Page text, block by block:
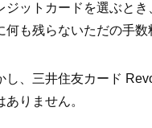
ジットカードを選ぶと
何も残らないただの手
し、三井住友カード
ありません。